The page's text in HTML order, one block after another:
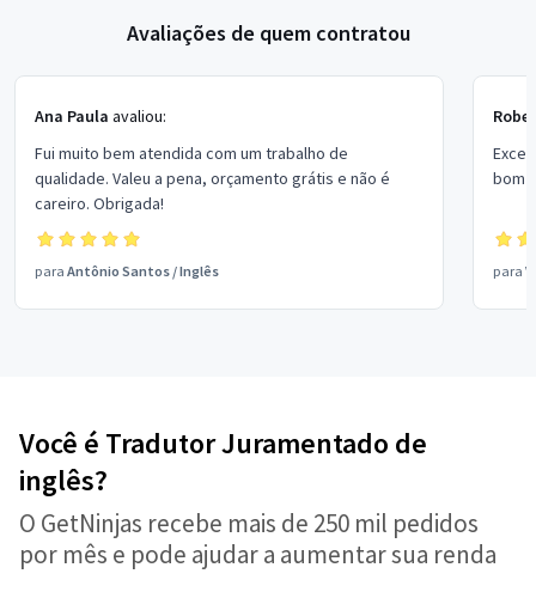
Avaliações de quem contratou
Ana Paula avaliou:
Fui muito bem atendida com um trabalho de
qualidade. Valeu a pena, orçamento grátis e não é
careiro. Obrigada!
para Antônio Santos /Inglês
bom
para
Você é Tradutor Juramentado de
inglês?
O GetNinjas recebe mais de 250 mil pedidos
por mês e pode ajudar a aumentar sua renda